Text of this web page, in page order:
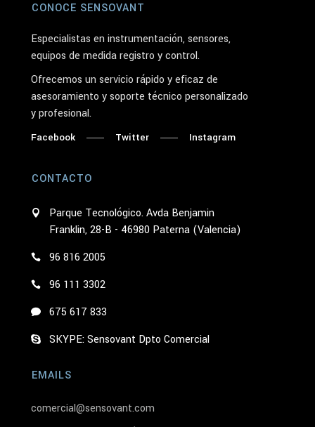
CONOCE SENSOVANT
Especialistas en instrumentación, sensores,
equipos de medida registro y control.
Ofrecemos un servicio rápido y eficaz de
asesoramiento y soporte técnico personalizado
y profesional.
Facebook Twitter Instagram
CONTACTO
Parque Tecnológico. Avda Benjamin
Franklin, 28-B - 46980 Paterna (Valencia)
96 816 2005
96 111 3302
675 617 833
SKYPE: Sensovant Dpto Comercial
EMAILS
comercial@sensovant.com